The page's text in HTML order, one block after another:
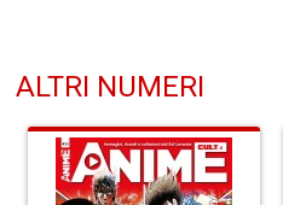
ALTRI NUMERI